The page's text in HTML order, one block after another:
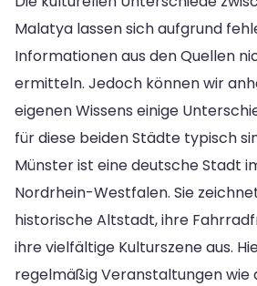
Malatya lassen sich aufgrund
Informationen aus den Quellen
ermitteln. Jedoch können wir
eigenen Wissens einige
für diese beiden Städte typisch
Münster ist eine deutsche Stadt
Nordrhein-Westfalen. Sie
historische Altstadt, ihre
ihre vielfältige Kulturszene aus.
regelmäßig Veranstaltungen wie